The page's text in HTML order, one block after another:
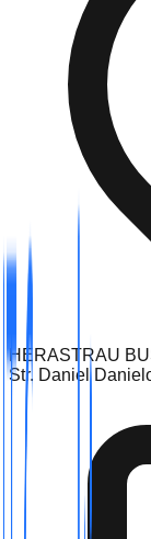
HERASTRAU
Str. Daniel